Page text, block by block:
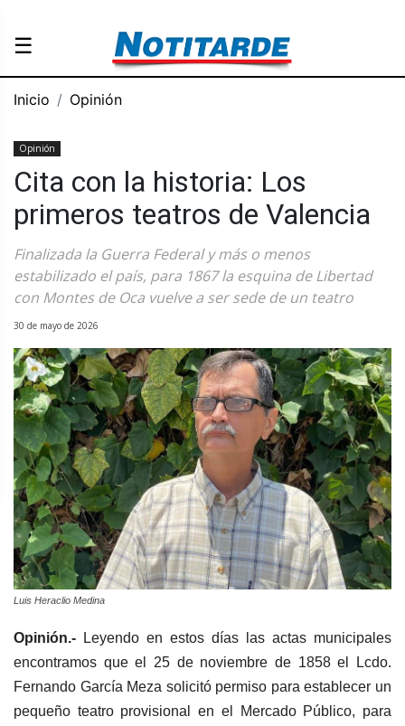
☰
Inicio Opinión
Opinión
Cita con la historia: Los
primeros teatros de Valencia
Finalizada la Guerra Federal y más o menos
estabilizado el país, para 1867 la esquina de Libertad
con Montes de Oca vuelve a ser sede de un teatro
30 de mayo de 2026
Luis Heraclio Medina
Opinión.-
Leyendo en estos días las actas municipales
encontramos que el 25 de noviembre de 1858 el Lcdo.
Fernando García Meza solicitó permiso para establecer un
pequeño teatro provisional en el Mercado Público, para